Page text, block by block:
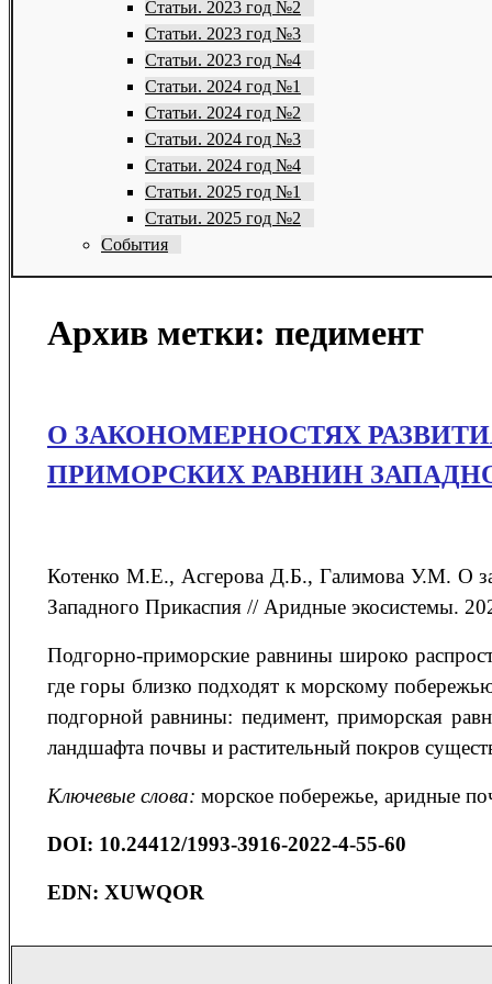
Статьи. 2023 год №2
Статьи. 2023 год №3
Статьи. 2023 год №4
Статьи. 2024 год №1
Статьи. 2024 год №2
Статьи. 2024 год №3
Статьи. 2024 год №4
Статьи. 2025 год №1
Статьи. 2025 год №2
События
Архив метки: педимент
O ЗАКОНОМЕРНОСТЯХ
ПРИМОРСКИХ РАВНИН
Котенко М.Е., Асгерова Д.Б., Галимова У.М. O
Западного Прикаспия // Аридные экосистемы.
Подгорно-приморские равнины широко
где горы близко подходят к морскому
подгорной равнины: педимент, приморская
ландшафта почвы и растительный покров
Ключевые слова: морское побережье, аридные
DOI: 10.24412/1993-3916-2022-4-55-60
EDN: XUWQOR